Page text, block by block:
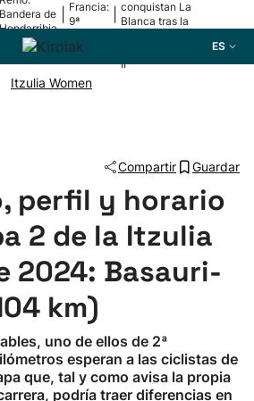
Bandera de
Hondarribia
Francia:
9ª
conquistan La
Blanca tras la
II
ES
Itzulia Women
Compartir Guardar
perfil y horario
2 de la Itzulia
2024: Basauri-
km)
uno de ellos de 2ª
esperan a las ciclistas de
que, tal y como avisa la propia
podría traer diferencias en